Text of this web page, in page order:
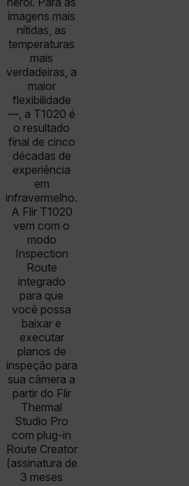
imagens mais
nítidas, as
temperaturas
mais
verdadeiras, a
maior
flexibilidade
—, a T1020 é
o resultado
final de cinco
décadas de
experiência
em
infravermelho.
A Flir T1020
vem com o
modo
Inspection
Route
integrado
para que
você possa
baixar e
executar
planos de
inspeção para
sua câmera a
partir do Flir
Thermal
Studio Pro
com plug-in
Route Creator
(assinatura de
3 meses